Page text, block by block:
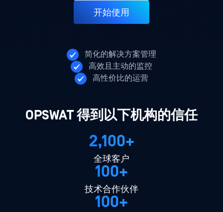
开始使用
简化的解决方案管理
高效且主动的监控
高性价比的运营
OPSWAT 得到以下机构的信任
2,100+
全球客户
100+
技术合作伙伴
100+